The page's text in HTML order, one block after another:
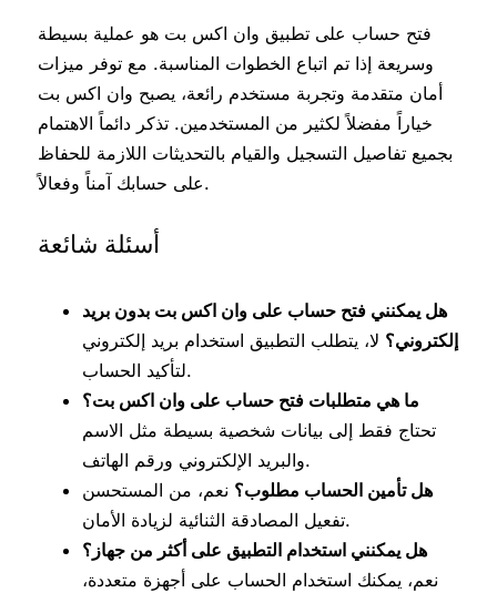
فتح حساب على تطبيق وان اكس بت هو عملية بسيطة
وسريعة إذا تم اتباع الخطوات المناسبة. مع توفر ميزات
أمان متقدمة وتجربة مستخدم رائعة، يصبح وان اكس بت
خياراً مفضلاً لكثير من المستخدمين. تذكر دائماً الاهتمام
بجميع تفاصيل التسجيل والقيام بالتحديثات اللازمة للحفاظ
على حسابك آمناً وفعالاً.
أسئلة شائعة
هل يمكنني فتح حساب على وان اكس بت بدون بريد
إلكتروني؟ لا، يتطلب التطبيق استخدام بريد إلكتروني
لتأكيد الحساب.
ما هي متطلبات فتح حساب على وان اكس بت؟
تحتاج فقط إلى بيانات شخصية بسيطة مثل الاسم
والبريد الإلكتروني ورقم الهاتف.
هل تأمين الحساب مطلوب؟ نعم، من المستحسن
تفعيل المصادقة الثنائية لزيادة الأمان.
هل يمكنني استخدام التطبيق على أكثر من جهاز؟
نعم، يمكنك استخدام الحساب على أجهزة متعددة،